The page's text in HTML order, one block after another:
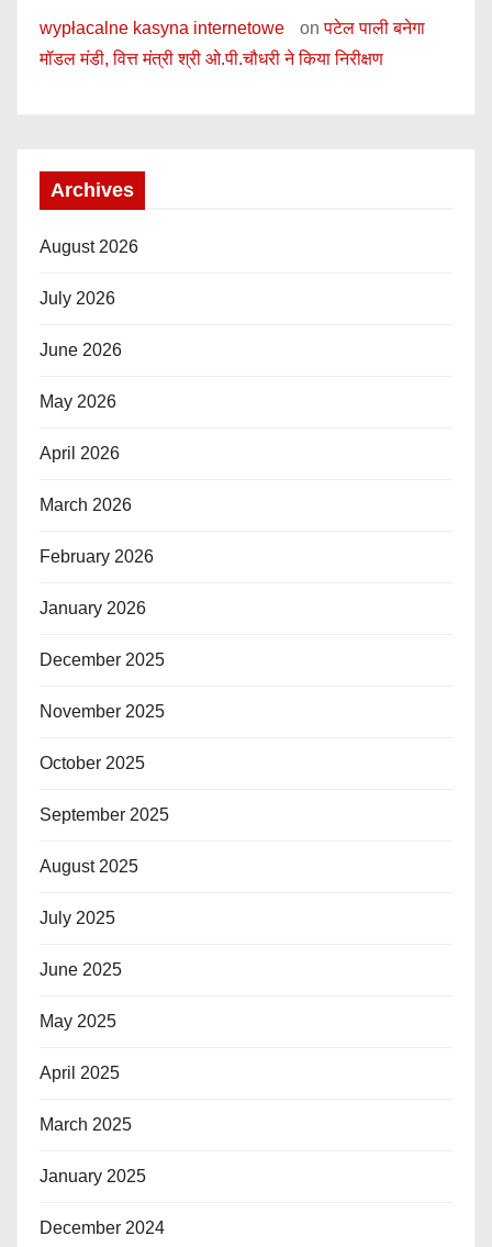
wypłacalne kasyna internetowe onपटेल पाली बनेगा
मॉडल मंडी, वित्त मंत्री श्री ओ.पी.चौधरी ने किया निरीक्षण
Archives
August 2026
July 2026
June 2026
May 2026
April 2026
March 2026
February 2026
January 2026
December 2025
November 2025
October 2025
September 2025
August 2025
July 2025
June 2025
May 2025
April 2025
March 2025
January 2025
December 2024